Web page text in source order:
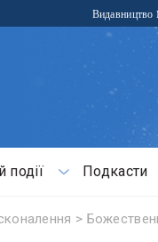
події Подкасти
>